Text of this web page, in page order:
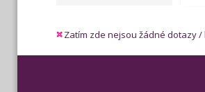
Zatím zde nejsou žádné dotazy /